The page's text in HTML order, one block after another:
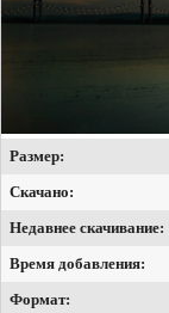
Размер:
Скачано:
Недавнее скачивание:
Время добавления:
Формат: